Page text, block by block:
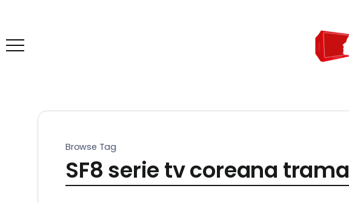
Browse Tag
SF8 serie tv coreana trama